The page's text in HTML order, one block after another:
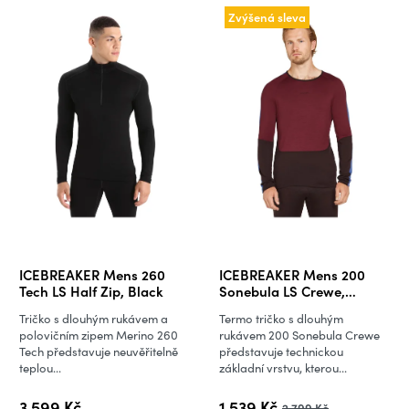
ICEBREAKER Mens 260
Tech LS Half Zip, Black
Tričko s dlouhým rukávem a
polovičním zipem Merino 260
Tech představuje neuvěřitelně
teplou...
Zvýšená sleva
ICEBREAKER Mens 200
Sonebula LS Crewe,
Termo tričko s dlouhým
rukávem 200 Sonebula Crewe
představuje technickou
základní vrstvu, kterou...